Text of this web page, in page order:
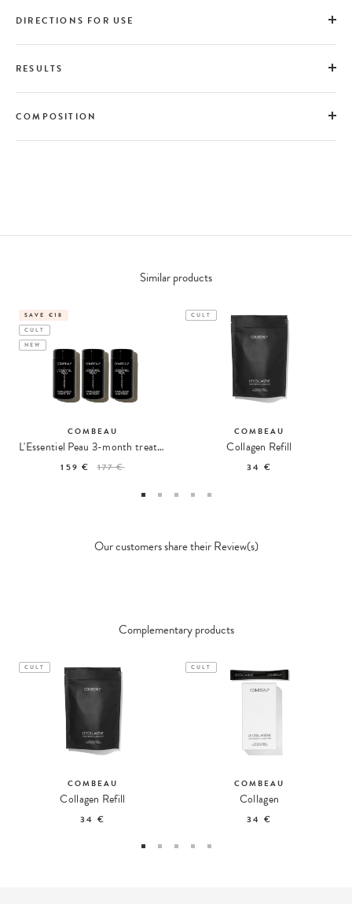
DIRECTIONS FOR USE
RESULTS
COMPOSITION
Similar products
SAVE €18
CULT
NEW
COMBEAU
L'Essentiel Peau 3-month treatment
159 € 177 €
CULT
COMBEAU
Collagen Refill
34 €
Our customers share their Review(s)
Complementary products
CULT
COMBEAU
Collagen Refill
34 €
CULT
COMBEAU
Collagen
34 €